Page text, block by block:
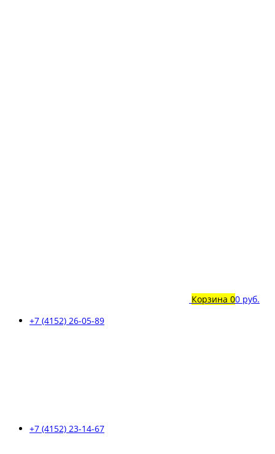
Корзина 00 руб.
+7 (4152) 26-05-89
+7 (4152) 23-14-67